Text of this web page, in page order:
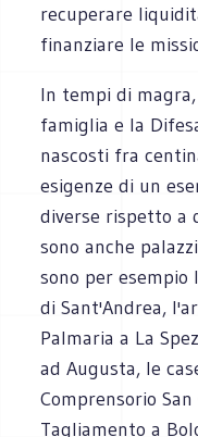
recuperare
finanziare le
In tempi di
famiglia e la
nascosti fra
esigenze di un
diverse rispetto a
sono anche
sono per esempio
di Sant'Andrea,
Palmaria a La
ad Augusta, le
Comprensorio
Tagliamento a